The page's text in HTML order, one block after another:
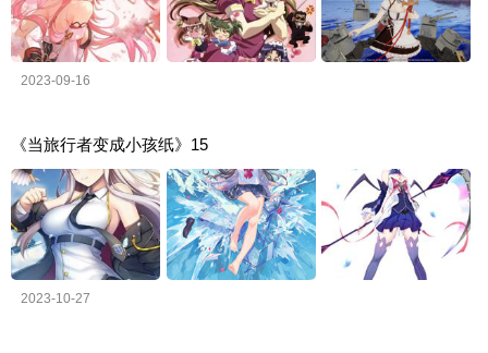
2023-09-16
《当旅行者变成小孩纸》15
2023-10-27